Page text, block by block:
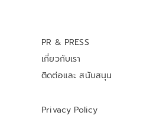
PR & PRESS
เกี่ยวกับเรา
ติดต่อและ สนับสนุน
Privacy Policy